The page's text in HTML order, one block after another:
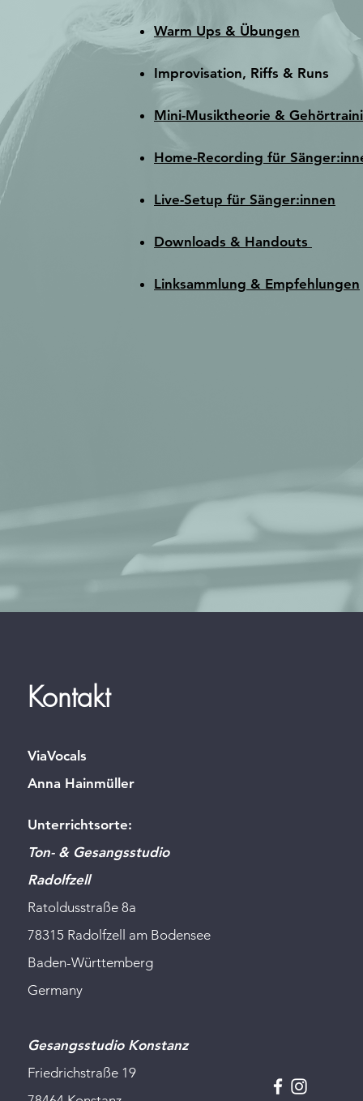
Warm Ups & Übungen
Improvisation, Riffs & Runs
Mini-Musiktheorie &
Home-Recording für
Live-Setup für Sänger:innen
Downloads & Handouts
Linksammlung & Empfehlungen
Kontakt
ViaVocals
Anna Hainmüller
Unterrichtsorte:
Ton- & Gesangsstudio
Radolfzell
Ratoldusstraße 8a
78315 Radolfzell am Bodensee
Baden-Württemberg
Germany
Gesangsstudio Konstanz
Friedrichstraße 19